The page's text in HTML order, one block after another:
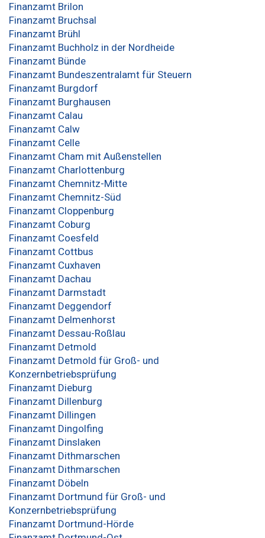
Finanzamt Brilon
Finanzamt Bruchsal
Finanzamt Brühl
Finanzamt Buchholz in der Nordheide
Finanzamt Bünde
Finanzamt Bundeszentralamt für Steuern
Finanzamt Burgdorf
Finanzamt Burghausen
Finanzamt Calau
Finanzamt Calw
Finanzamt Celle
Finanzamt Cham mit Außenstellen
Finanzamt Charlottenburg
Finanzamt Chemnitz-Mitte
Finanzamt Chemnitz-Süd
Finanzamt Cloppenburg
Finanzamt Coburg
Finanzamt Coesfeld
Finanzamt Cottbus
Finanzamt Cuxhaven
Finanzamt Dachau
Finanzamt Darmstadt
Finanzamt Deggendorf
Finanzamt Delmenhorst
Finanzamt Dessau-Roßlau
Finanzamt Detmold
Finanzamt Detmold für Groß- und
Konzernbetriebsprüfung
Finanzamt Dieburg
Finanzamt Dillenburg
Finanzamt Dillingen
Finanzamt Dingolfing
Finanzamt Dinslaken
Finanzamt Dithmarschen
Finanzamt Dithmarschen
Finanzamt Döbeln
Finanzamt Dortmund für Groß- und
Konzernbetriebsprüfung
Finanzamt Dortmund-Hörde